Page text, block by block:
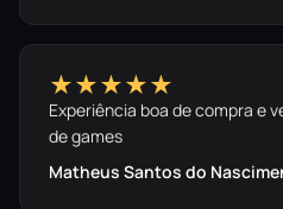
★★★★★
Experiência boa de compra e
de games
Matheus Santos do